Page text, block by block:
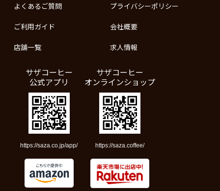
よくあるご質問
ご利用ガイド
店舗一覧
プライバシーポリシー
会社概要
求人情報
サザコーヒー
公式アプリ
https://saza.co.jp/app/
サザコーヒー
オンラインショップ
https://saza.coffee/